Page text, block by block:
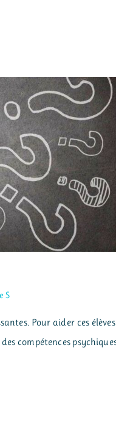
S
Pour aider ces
compétences